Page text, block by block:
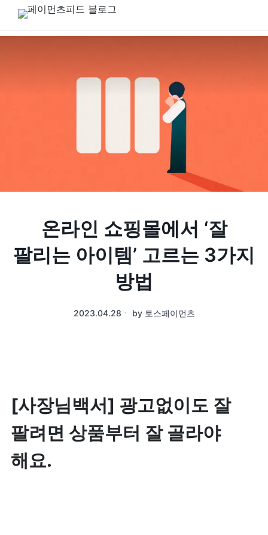
온라인 쇼핑몰에서 ‘잘
팔리는 아이템’ 고르는 3가지
방법
2023.04.28 ㆍ by 토스페이먼츠
[사장님백서] 광고없이도 잘
팔려면 상품부터 잘 골라야
해요.